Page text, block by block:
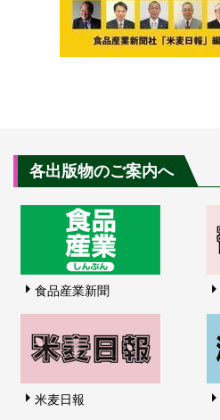
各出版物のご案内へ
食品産業新聞
米麦日報